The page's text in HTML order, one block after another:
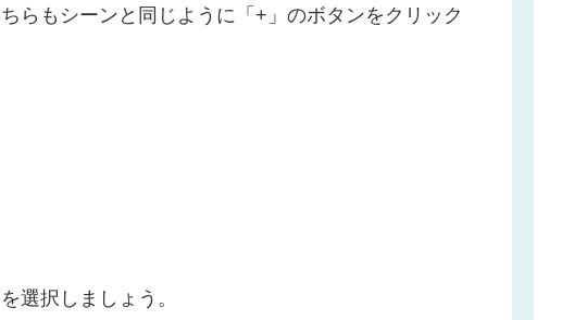
らもシーンと同じように「+」のボタンをクリック
選択しましょう。